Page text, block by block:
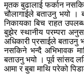
मृतक बुढालाई फर्कान
चौलागाईले बताउनु भयो ।
निकायका बिच राहत
बुझेर स्थानीय परम्परा
अधिकारी प्रसाईले बताउनु
नसकिने भन्दै अभिभावक
बताउनु भयो । पूर्व सांसद
आमा र बुबा माथि परेको